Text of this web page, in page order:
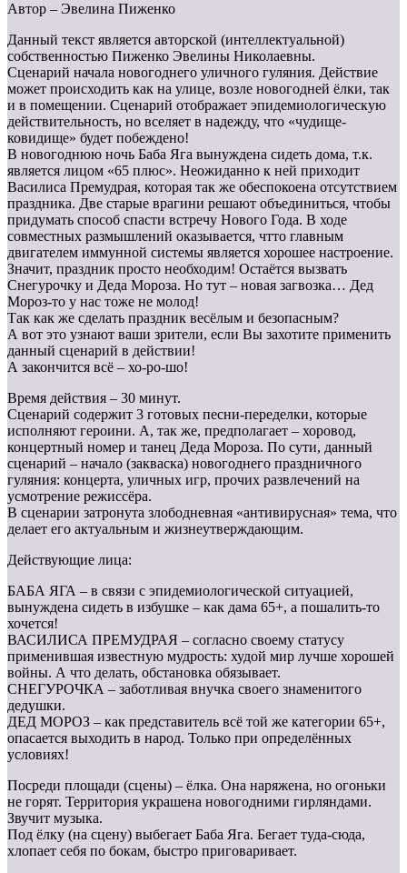
Автор – Эвелина Пиженко
Данный текст является авторской (интеллектуальной)
собственностью Пиженко Эвелины Николаевны.
Сценарий начала новогоднего уличного гуляния. Действие
может происходить как на улице, возле новогодней ёлки, так
и в помещении. Сценарий отображает эпидемиологическую
действительность, но вселяет в надежду, что «чудище-
ковидище» будет побеждено!
В новогоднюю ночь Баба Яга вынуждена сидеть дома, т.к.
является лицом «65 плюс». Неожиданно к ней приходит
Василиса Премудрая, которая так же обеспокоена отсутствием
праздника. Две старые врагини решают объединиться, чтобы
придумать способ спасти встречу Нового Года. В ходе
совместных размышлений оказывается, чтто главным
двигателем иммунной системы является хорошее настроение.
Значит, праздник просто необходим! Остаётся вызвать
Снегурочку и Деда Мороза. Но тут – новая загвозка… Дед
Мороз-то у нас тоже не молод!
Так как же сделать праздник весёлым и безопасным?
А вот это узнают ваши зрители, если Вы захотите применить
данный сценарий в действии!
А закончится всё – хо-ро-шо!
Время действия – 30 минут.
Сценарий содержит 3 готовых песни-переделки, которые
исполняют героини. А, так же, предполагает – хоровод,
концертный номер и танец Деда Мороза. По сути, данный
сценарий – начало (закваска) новогоднего праздничного
гуляния: концерта, уличных игр, прочих развлечений на
усмотрение режиссёра.
В сценарии затронута злободневная «антивирусная» тема, что
делает его актуальным и жизнеутверждающим.
Действующие лица:
БАБА ЯГА – в связи с эпидемиологической ситуацией,
вынуждена сидеть в избушке – как дама 65+, а пошалить-то
хочется!
ВАСИЛИСА ПРЕМУДРАЯ – согласно своему статусу
применившая известную мудрость: худой мир лучше хорошей
войны. А что делать, обстановка обязывает.
СНЕГУРОЧКА – заботливая внучка своего знаменитого
дедушки.
ДЕД МОРОЗ – как представитель всё той же категории 65+,
опасается выходить в народ. Только при определённых
условиях!
Посреди площади (сцены) – ёлка. Она наряжена, но огоньки
не горят. Территория украшена новогодними гирляндами.
Звучит музыка.
Под ёлку (на сцену) выбегает Баба Яга. Бегает туда-сюда,
хлопает себя по бокам, быстро приговаривает.